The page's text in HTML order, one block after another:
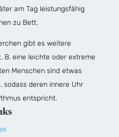
am Tag leistungsfähig
zu Bett.
gibt es weitere
B. eine leichte oder extreme
Menschen sind etwas
sodass deren innere Uhr
entspricht.